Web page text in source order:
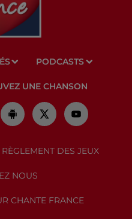
PODCASTS
UNE CHANSON
RÈGLEMENT DES JEUX
NOUS
CHANTE FRANCE